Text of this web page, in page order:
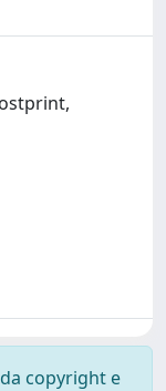
copyright e